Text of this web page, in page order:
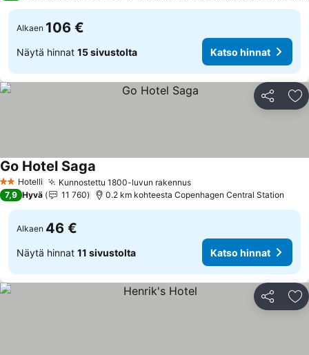
Alkaen 106 €
Näytä hinnat 15 sivustolta Katso hinnat
Jaa
2 Tähtiluokitus
Hotelli Kunnostettu 1800-luvun rakennusKatso hinnat
Go Hotel Saga
7,9 Hyvä 11 760 0.2 km kohteesta Copenhagen Central Station
Alkaen 46 €
Näytä hinnat 11 sivustolta Katso hinnat
Jaa